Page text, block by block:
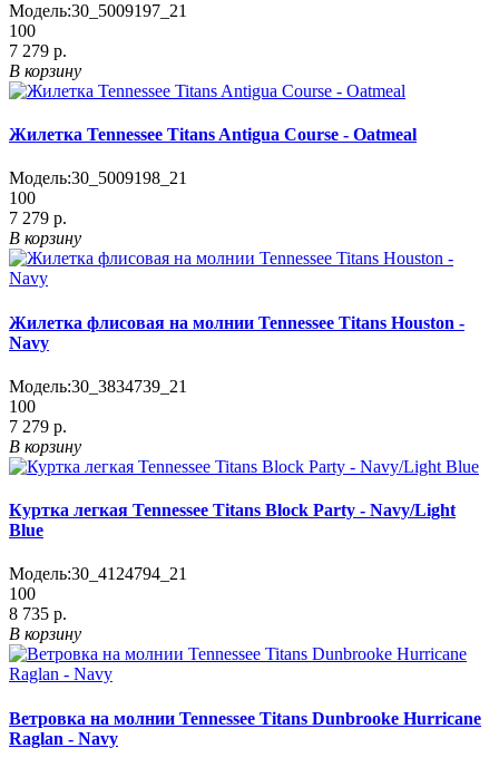
Модель:30_5009197_21
100
7 279 р.
В корзину
Жилетка Tennessee Titans Antigua Course - Oatmeal
Модель:30_5009198_21
100
7 279 р.
В корзину
Жилетка флисовая на молнии Tennessee Titans Houston -
Navy
Модель:30_3834739_21
100
7 279 р.
В корзину
Куртка легкая Tennessee Titans Block Party - Navy/Light
Blue
Модель:30_4124794_21
100
8 735 р.
В корзину
Ветровка на молнии Tennessee Titans Dunbrooke Hurricane
Raglan - Navy